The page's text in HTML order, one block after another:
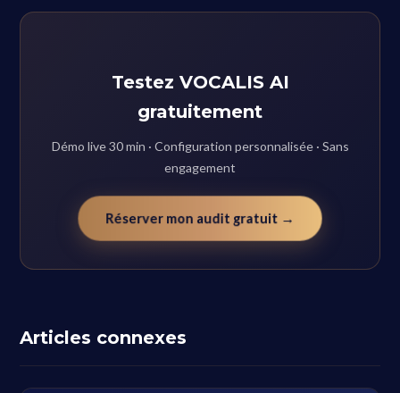
Testez VOCALIS AI
gratuitement
Démo live 30 min · Configuration personnalisée · Sans
engagement
Réserver mon audit gratuit →
Articles connexes